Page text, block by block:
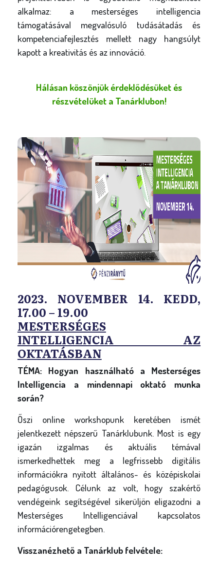
alkalmaz: a mesterséges intelligencia
támogatásával megvalósuló tudásátadás és
kompetenciafejlesztés mellett nagy hangsúlyt
kapott a kreativitás és az innováció.
Hálásan köszönjük érdeklődésüket és
részvételüket a Tanárklubon!
2023. NOVEMBER 14. KEDD,
17.00 – 19.00
MESTERSÉGES
INTELLIGENCIA AZ
OKTATÁSBAN
TÉMA: Hogyan használható a Mesterséges
Intelligencia a mindennapi oktató munka
során?
Őszi online workshopunk keretében ismét
jelentkezett népszerű Tanárklubunk. Most is egy
igazán izgalmas és aktuális témával
ismerkedhettek meg a legfrissebb digitális
információkra nyitott általános- és középiskolai
pedagógusok. Célunk az volt, hogy szakértő
vendégeink segítségével sikerüljön eligazodni a
Mesterséges Intelligenciával kapcsolatos
információrengetegben.
Visszanézhető a Tanárklub felvétele: